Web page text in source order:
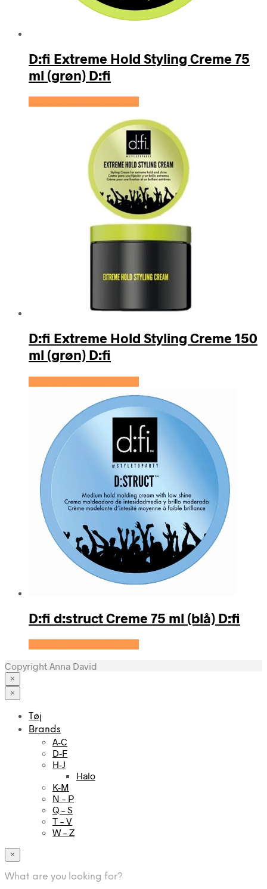
D:fi Extreme Hold Styling Creme 75
ml (grøn) D:fi
D:fi Extreme Hold Styling Creme 150
ml (grøn) D:fi
D:fi d:struct Creme 75 ml (blå) D:fi
Copyright Anna David
×
×
Tøj
Brands
A-C
D-F
H-J
Halo
K-M
N – P
Q – S
T – V
W – Z
×
What are you looking for?